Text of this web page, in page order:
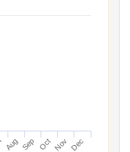
Aug Sep Oct Nov Dec